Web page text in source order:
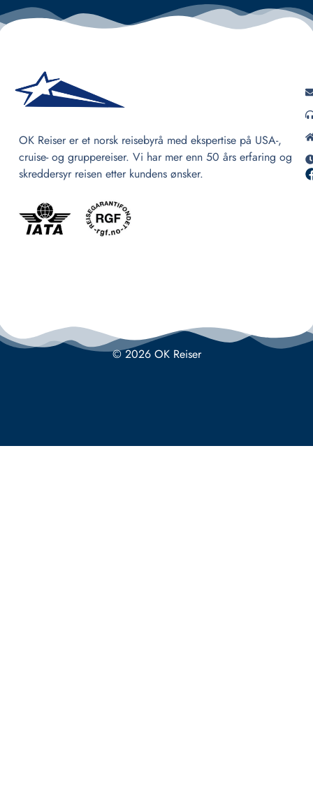
OK Reiser er et norsk reisebyrå med ekspertise på USA-,
cruise- og gruppereiser. Vi har mer enn 50 års erfaring og
skreddersyr reisen etter kundens ønsker.
© 2026 OK Reiser